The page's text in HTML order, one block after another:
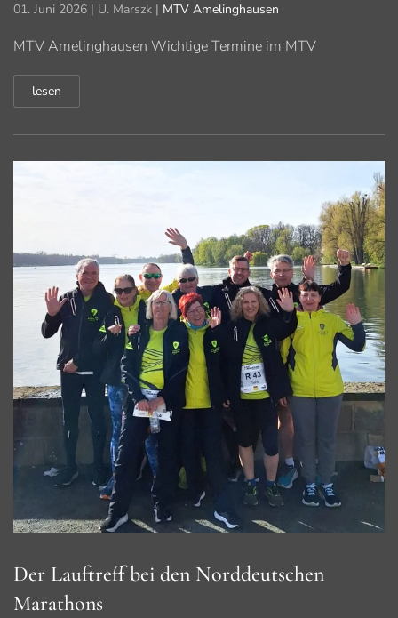
01. Juni 2026 | U. Marszk | MTV Amelinghausen
MTV Amelinghausen Wichtige Termine im MTV
lesen
Der Lauftreff bei den Norddeutschen
Marathons